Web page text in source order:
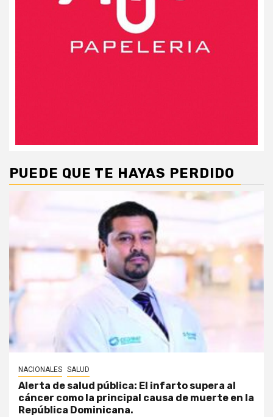
PUEDE QUE TE HAYAS PERDIDO
NACIONALES SALUD
Alerta de salud pública: El infarto supera al
cáncer como la principal causa de muerte en la
República Dominicana.